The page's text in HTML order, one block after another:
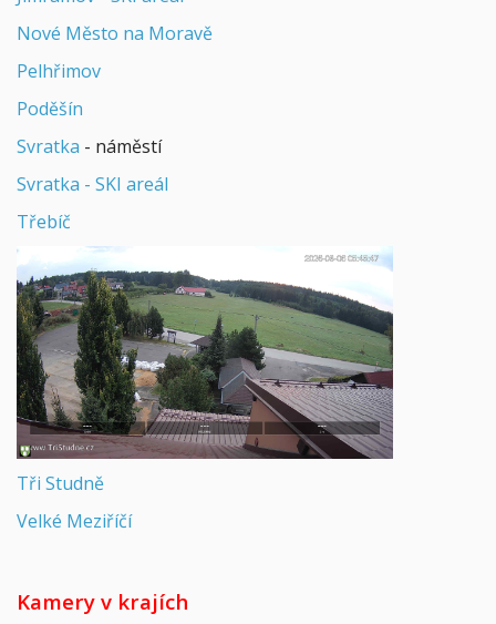
Nové Město na Moravě
Pelhřimov
Poděšín
Svratka - náměstí
Svratka - SKI areál
Třebíč
Tři Studně
Velké Meziříčí
Kamery v krajích